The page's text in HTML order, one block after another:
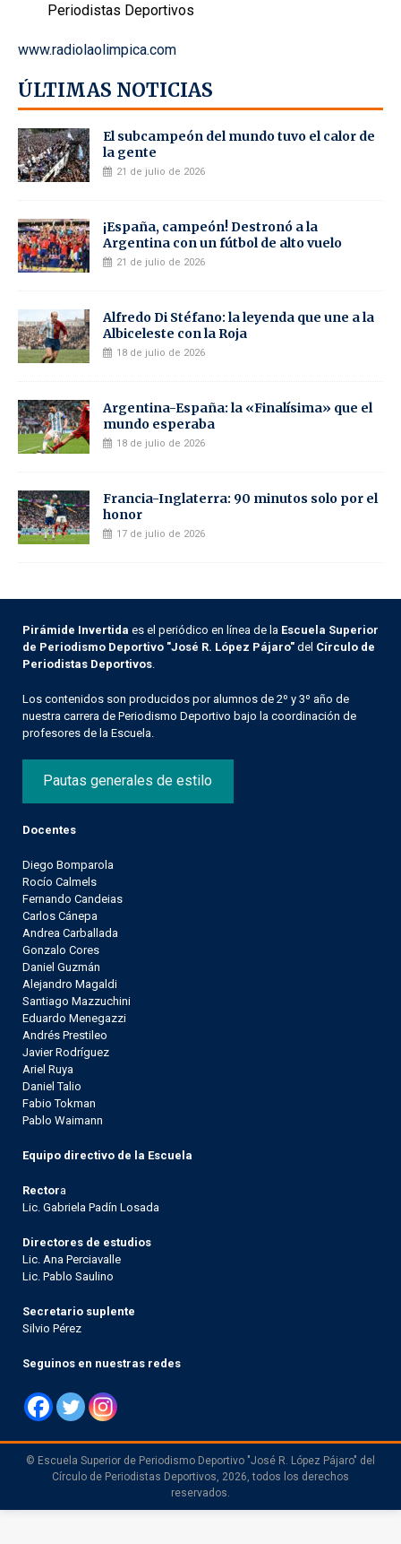
Periodistas Deportivos
www.radiolaolimpica.com
ÚLTIMAS NOTICIAS
El subcampeón del mundo tuvo el calor de
la gente
21 de julio de 2026
¡España, campeón! Destronó a la
Argentina con un fútbol de alto vuelo
21 de julio de 2026
Alfredo Di Stéfano: la leyenda que une a la
Albiceleste con la Roja
18 de julio de 2026
Argentina-España: la «Finalísima» que el
mundo esperaba
18 de julio de 2026
Francia-Inglaterra: 90 minutos solo por el
honor
17 de julio de 2026
Pirámide Invertida es el periódico en línea de la Escuela Superior
de Periodismo Deportivo "José R. López Pájaro" del Círculo de
Periodistas Deportivos
Los contenidos son producidos por alumnos de 2º y 3º año de
nuestra carrera de Periodismo Deportivo bajo la coordinación de
profesores de la Escuela.
Pautas generales de estilo
Docentes
Diego Bomparola
Rocío Calmels
Fernando Candeias
Carlos Cánepa
Andrea Carballada
Gonzalo Cores
Daniel Guzmán
Alejandro Magaldi
Santiago Mazzuchini
Eduardo Menegazzi
Andrés Prestileo
Javier Rodríguez
Ariel Ruya
Daniel Talio
Fabio Tokman
Pablo Waimann
Equipo directivo de la Escuela
Rectora
Lic. Gabriela Padín Losada
Directores de estudios
Lic. Ana Perciavalle
Lic. Pablo Saulino
Secretario suplente
Silvio Pérez
Seguinos en nuestras redes
© Escuela Superior de Periodismo Deportivo "José R. López Pájaro" del
Círculo de Periodistas Deportivos, 2026, todos los derechos
reservados.